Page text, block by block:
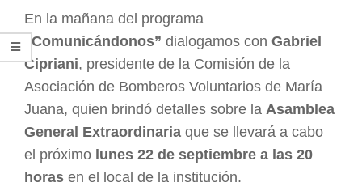
En la mañana del programa
“Comunicándonos” dialogamos con Gabriel
Cipriani, presidente de la Comisión de la
Asociación de Bomberos Voluntarios de María
Juana, quien brindó detalles sobre la Asamblea
General Extraordinaria que se llevará a cabo
el próximo lunes 22 de septiembre a las 20
horas en el local de la institución.